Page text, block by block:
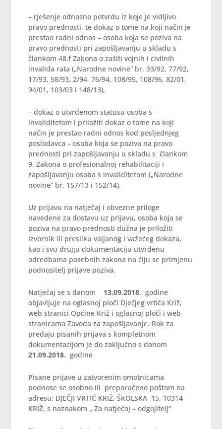
– rješenje odnosno potvrdu iz koje je vidljivo
pravo prednosti, te dokaz o tome na koji način je
prestao radni odnos – osoba koja se poziva na
pravo prednosti pri zapošljavanju u skladu s
člankom 48.f Zakona o zašiti vojnih i civilnih
invalida rata („Narodne novine“ br. 33/92, 77/92,
17/93, 58/93, 2/94, 76/94, 108/95, 108/96, 82/01,
94/01, 103/03 i 148/13),
– dokaz o utvrđenom statusu osoba s
invaliditetom i priložiti dokaz o tome na koji
način je prestao radni odnos kod posljednjeg
poslodavca – osoba koja se poziva na pravo
prednosti pri zapošljavanju u skladu s člankom
9. Zakona o profesionalnoj rehabilitaciji i
zapošljavanju osoba s invaliditetom („Narodne
novine“ br. 157/13 i 152/14).
Uz prijavu na natječaj i obvezne priloge
navedene za dostavu uz prijavu, osoba koja se
poziva na pravo prednosti dužna je priložiti
izvornik ili presliku valjanog i važećeg dokaza,
kao i svu drugu dokumentaciju utvrđenu
odredbama posebnih zakona na čiju se primjenu
podnositelj prijave poziva.
Natječaj se s danom 13.09.2018. godine
objavljuje na oglasnoj ploči Dječjeg vrtića Križ,
web stranici Općine Križ i oglasnoj ploči i web
stranicama Zavoda za zapošljavanje. Rok za
predaju pisanih prijava s kompletnom
dokumentacijom je do zaključno s danom
21.09.2018. godine
Pisane prijave u zatvorenim omotnicama
podnose se osobno ili preporučeno poštom na
adresu: DJEČJI VRTIĆ KRIŽ, ŠKOLSKA 15, 10314
KRIŽ, s naznakom „ Za natječaj – odgojitelj“